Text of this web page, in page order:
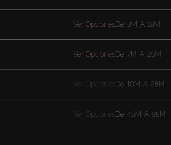
Ver Opciones
Ver Opciones
Ver Opciones
Ver Opciones
De 3M A 18M
De 7M A 25M
De 10M A 28M
De 45M A 95M